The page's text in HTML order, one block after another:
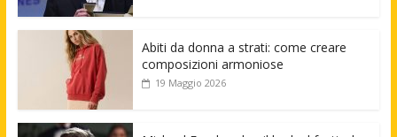
Abiti da donna a strati: come creare
composizioni armoniose
19 Maggio 2026